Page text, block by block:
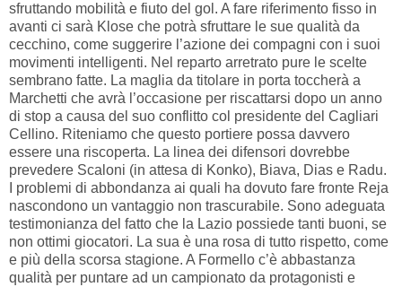
sfruttando mobilità e fiuto del gol. A fare riferimento fisso in
avanti ci sarà Klose che potrà sfruttare le sue qualità da
cecchino, come suggerire l’azione dei compagni con i suoi
movimenti intelligenti. Nel reparto arretrato pure le scelte
sembrano fatte. La maglia da titolare in porta toccherà a
Marchetti che avrà l’occasione per riscattarsi dopo un anno
di stop a causa del suo conflitto col presidente del Cagliari
Cellino. Riteniamo che questo portiere possa davvero
essere una riscoperta. La linea dei difensori dovrebbe
prevedere Scaloni (in attesa di Konko), Biava, Dias e Radu.
I problemi di abbondanza ai quali ha dovuto fare fronte Reja
nascondono un vantaggio non trascurabile. Sono adeguata
testimonianza del fatto che la Lazio possiede tanti buoni, se
non ottimi giocatori. La sua è una rosa di tutto rispetto, come
e più della scorsa stagione. A Formello c’è abbastanza
qualità per puntare ad un campionato da protagonisti e